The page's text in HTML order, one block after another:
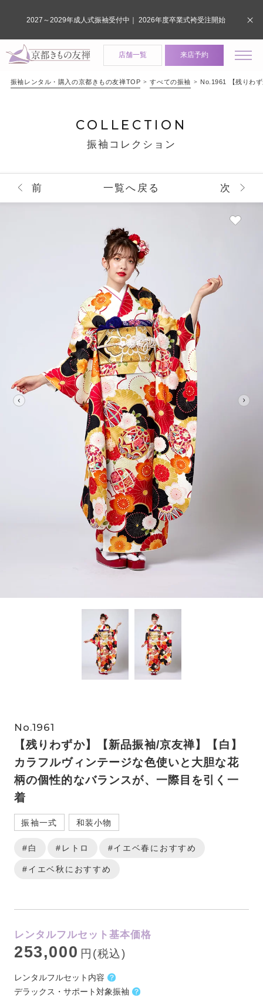
店舗一覧 来店予約
振袖レンタル・購入の京都きもの友禅TOP すべての振袖 No.1961 【残りわ
COLLECTION
振袖コレクション
前 一覧へ戻る 次
No.1961
【残りわずか】【新品振袖/京友禅】【白】
カラフルヴィンテージな色使いと大胆な花
柄の個性的なバランスが、一際目を引く一
着
振袖一式 和装小物
#白 #レトロ #イエベ春におすすめ
#イエベ秋におすすめ
レンタルフルセット基本価格
253,000 円(税込)
レンタルフルセット内容
デラックス・サポート対象振袖
2027～2029年成人式振袖受付中｜ 2026年度卒業式袴受注開始